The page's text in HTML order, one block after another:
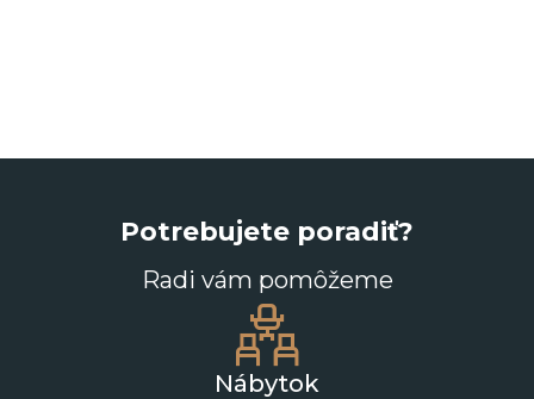
Potrebujete poradiť?
Radi vám pomôžeme
Nábytok